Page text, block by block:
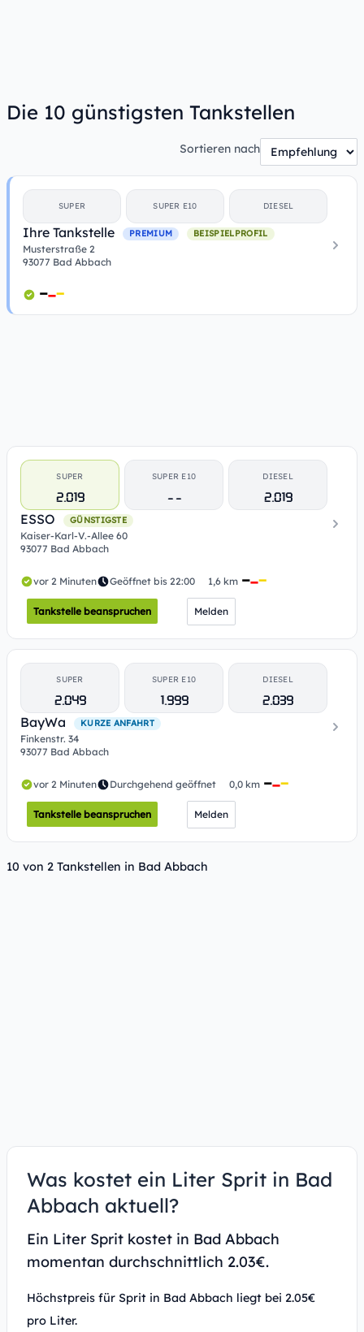
Die 10 günstigsten Tankstellen
Sortieren nach
SUPER SUPER E10 DIESEL
Ihre Tankstelle PREMIUM BEISPIELPROFIL
Musterstraße 2
93077 Bad Abbach
SUPER
2.019
SUPER E10
- -
DIESEL
2.019
ESSO
GÜNSTIGSTE
Kaiser-Karl-V.-Allee 60
93077 Bad Abbach
vor 2 Minuten Geöffnet bis 22:00 1,6 km
Tankstelle beanspruchen Melden
SUPER
2.049
SUPER E10
1.999
DIESEL
2.039
BayWa
KURZE ANFAHRT
Finkenstr. 34
93077 Bad Abbach
vor 2 Minuten Durchgehend geöffnet 0,0 km
Tankstelle beanspruchen Melden
10 von 2 Tankstellen in Bad Abbach
Was kostet ein Liter Sprit in Bad
Abbach aktuell?
Ein Liter Sprit kostet in Bad Abbach
momentan durchschnittlich 2.03€.
Höchstpreis für Sprit in Bad Abbach liegt bei 2.05€
pro Liter.